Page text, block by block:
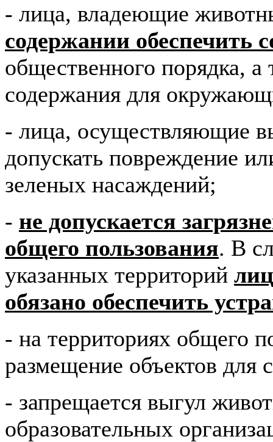
- лица, владеющие
содержании обеспечить
общественного порядка, а
содержания для
- лица, осуществляющие
допускать повреждение
зеленых насаждений;
- не допускается
общего пользования. В
указанных территорий
обязано обеспечить
- на территориях общего
размещение объектов для
- запрещается выгул
образовательных